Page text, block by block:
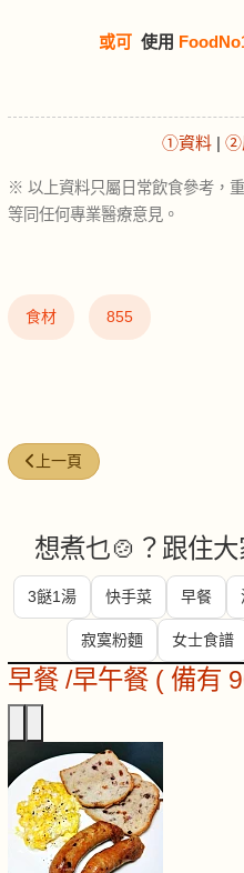
或可 使用
①資料 | ②
※ 以上資料只屬日常飲食參考，
等同任何專業醫療意見。
食材 855
上一篇文章: 八爪魚（章魚大）
上一頁
想煮乜🍲？跟住
3餸1湯 快手菜 早餐
寂寞粉麵 女士食譜
早餐 /早午餐 ( 備有